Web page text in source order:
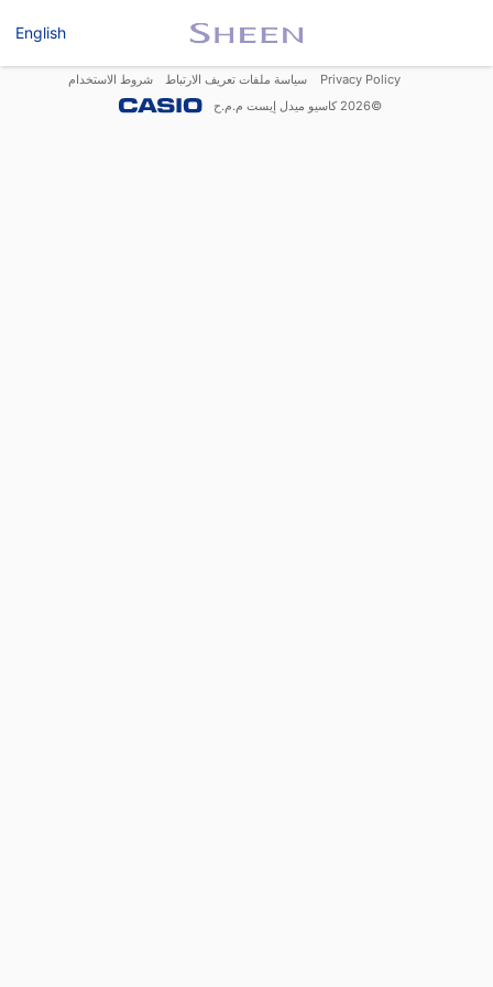
English
Privacy Policy سياسة ملفات تعريف الارتباط
شروط الاستخدام
©
2026 كاسيو ميدل إيست م.م.ح